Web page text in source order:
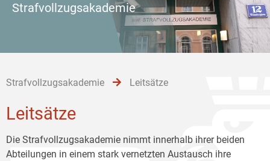
Strafvollzugsakademie
Strafvollzugsakademie Leitsätze
Leitsätze
Die Strafvollzugsakademie nimmt innerhalb ihrer beiden
Abteilungen in einem stark vernetzten Austausch ihre